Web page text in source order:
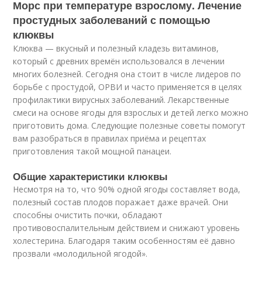
Морс при температуре взрослому. Лечение
простудных заболеваний с помощью
клюквы
Клюква — вкусный и полезный кладезь витаминов,
который с древних времён использовался в лечении
многих болезней. Сегодня она стоит в числе лидеров по
борьбе с простудой, ОРВИ и часто применяется в целях
профилактики вирусных заболеваний. Лекарственные
смеси на основе ягоды для взрослых и детей легко можно
приготовить дома. Следующие полезные советы помогут
вам разобраться в правилах приёма и рецептах
приготовления такой мощной панацеи.
Общие характеристики клюквы
Несмотря на то, что 90% одной ягоды составляет вода,
полезный состав плодов поражает даже врачей. Они
способны очистить почки, обладают
противовоспалительным действием и снижают уровень
холестерина. Благодаря таким особенностям её давно
прозвали «молодильной ягодой».